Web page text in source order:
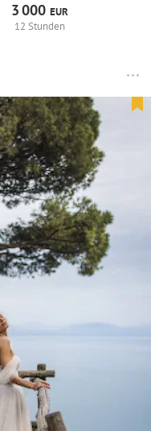
3000EUR
12 Stunden